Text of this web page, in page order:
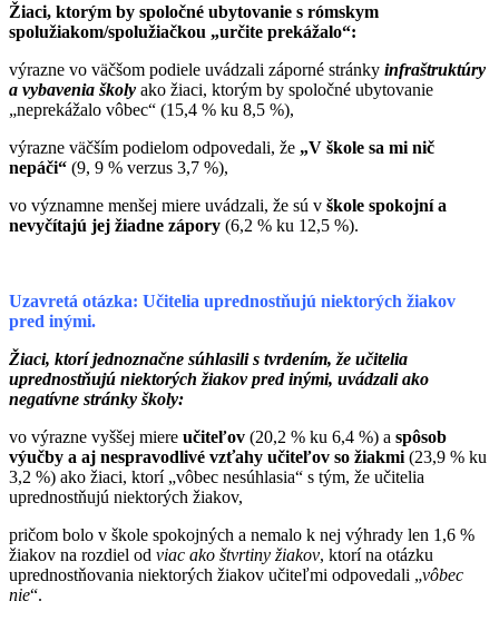
Žiaci, ktorým by spoločné ubytovanie s rómskym
spolužiakom/spolužiačkou „určite prekážalo“:
výrazne vo väčšom podiele uvádzali záporné stránky infraštruktúry
a vybavenia školy ako žiaci, ktorým by spoločné ubytovanie
„neprekážalo vôbec“ (15,4 % ku 8,5 %),
výrazne väčším podielom odpovedali, že „V škole sa mi nič
nepáči“ (9, 9 % verzus 3,7 %),
vo významne menšej miere uvádzali, že sú v škole spokojní a
nevyčítajú jej žiadne zápory (6,2 % ku 12,5 %).
Uzavretá otázka: Učitelia uprednostňujú niektorých žiakov
pred inými.
Žiaci, ktorí jednoznačne súhlasili s tvrdením, že učitelia
uprednostňujú niektorých žiakov pred inými, uvádzali ako
negatívne stránky školy:
vo výrazne vyššej miere učiteľov (20,2 % ku 6,4 %) a spôsob
výučby a aj nespravodlivé vzťahy učiteľov so žiakmi (23,9 % ku
3,2 %) ako žiaci, ktorí „vôbec nesúhlasia“ s tým, že učitelia
uprednostňujú niektorých žiakov,
pričom bolo v škole spokojných a nemalo k nej výhrady len 1,6 %
žiakov na rozdiel od viac ako štvrtiny žiakov, ktorí na otázku
uprednostňovania niektorých žiakov učiteľmi odpovedali „vôbec
nie“.